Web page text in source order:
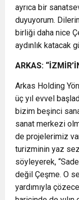
ayrıca bir
duyuyorum.
birliği daha nice
aydınlık katacak
ARKAS:
Arkas Holding
üç yıl evvel
bizim beşinci
sanat merkezi
de projelerimiz
turizminin yaz
söyleyerek,
değil Çeşme. O
yardımıyla